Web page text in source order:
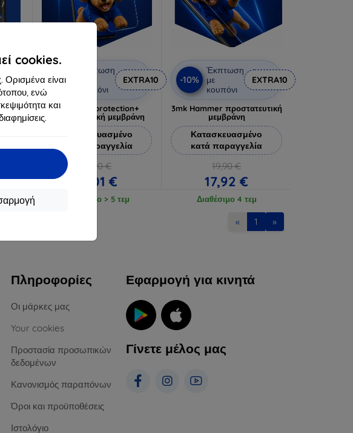
cookies.
είναι
ενώ
και
-10%
Έκπτωση
κουπόνι
EXTRA10
3mk Silverprotection+
προστατευτική μεμβράνη
Κατασκευασμένο
κατά παραγγελία
18,90 €
17,01 €
Διαθέσιμο > 5 τεμ
-10%
Έκπτωση
με
κουπόνι
EXTRA10
3mk Hammer προστατευτική
μεμβράνη
Κατασκευασμένο
κατά παραγγελία
19,90 €
17,92 €
Διαθέσιμο 4 τεμ
« 1 »
Πληροφορίες
Οι μάρκες μας
Your cookies
Προστασία προσωπικών
δεδομένων
Κανονισμός παραπόνων
Όροι και προϋποθέσεις
Ιστολόγιο
Εφαρμογή για κινητά
Γίνετε μέλος μας